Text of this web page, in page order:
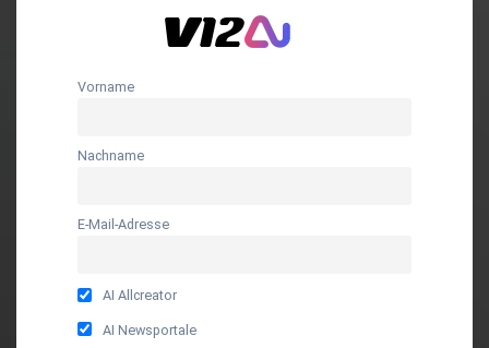
Vorname
Nachname
E-Mail-Adresse
AI Allcreator
AI Newsportale